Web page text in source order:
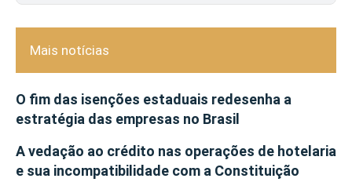
Mais notícias
O fim das isenções estaduais redesenha a
estratégia das empresas no Brasil
A vedação ao crédito nas operações de hotelaria
e sua incompatibilidade com a Constituição